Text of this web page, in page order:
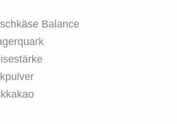
Balance